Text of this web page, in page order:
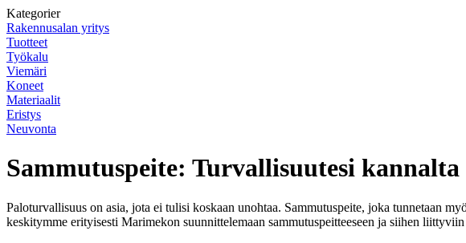
Kategorier
Rakennusalan yritys
Tuotteet
Työkalu
Viemäri
Koneet
Materiaalit
Eristys
Neuvonta
Sammutuspeite: Turvallisuutesi
Paloturvallisuus on asia, jota ei tulisi koskaan unohtaa. Sammutuspeite, joka tunnetaan
keskitymme erityisesti Marimekon suunnittelemaan sammutuspeitteeseen ja siihen